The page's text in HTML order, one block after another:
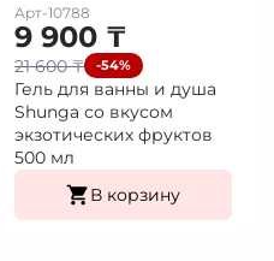
Арт-10788
9 900 ₸
21 600₸ -54%
Гель для ванны и душа
Shunga со вкусом
экзотических фруктов
500 мл
В корзину